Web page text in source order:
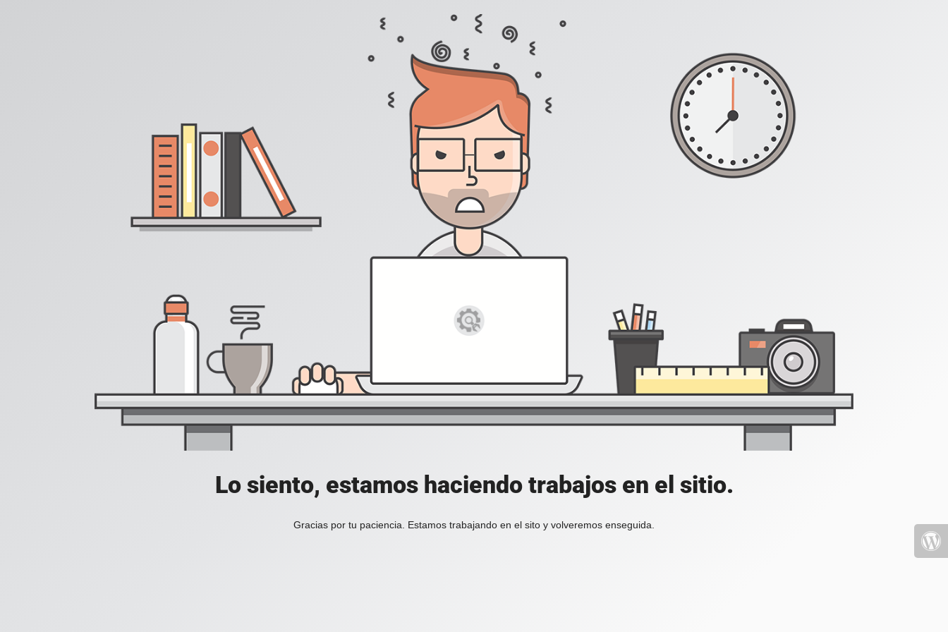
Lo siento, estamos haciendo trabajos en el sitio.
Gracias por tu paciencia. Estamos trabajando en el sito y volveremos enseguida.